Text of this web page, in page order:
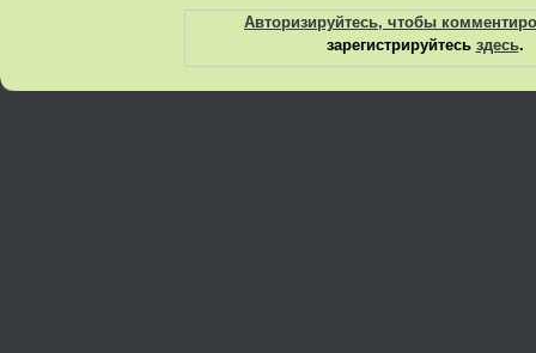
Авторизируйтесь, чтобы
зарегистрируйтесь здесь.